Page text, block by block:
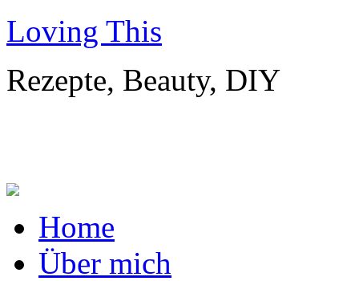
Loving This
Rezepte, Beauty, DIY
Home
Über mich